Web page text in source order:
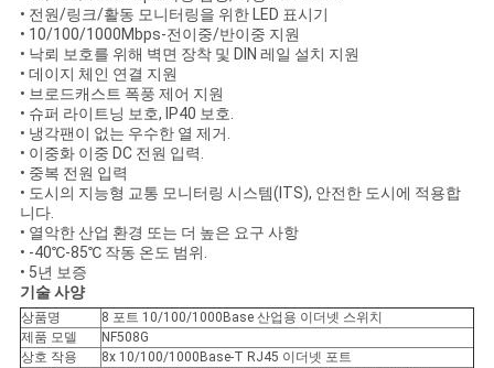
하
세
요
사
이
트
맵
• 전원/링크/활동 모니터링을 위한 LED 표시기
• 10/100/1000Mbps-전이중/반이중 지원
• 낙뢰 보호를 위해 벽면 장착 및 DIN 레일 설치 지원
• 데이지 체인 연결 지원
• 브로드캐스트 폭풍 제어 지원
• 슈퍼 라이트닝 보호, IP40 보호.
• 냉각팬이 없는 우수한 열 제거.
• 이중화 이중 DC 전원 입력.
• 중복 전원 입력
• 도시의 지능형 교통 모니터링 시스템(ITS), 안전한 도시에 적용합
니다.
• 열악한 산업 환경 또는 더 높은 요구 사항
• -40℃-85℃ 작동 온도 범위.
• 5년 보증
기술 사양
상품명
8 포트 10/100/1000Base 산업용 이더넷 스위치
제품 모델
NF508G
상호 작용
8x 10/100/1000Base-T RJ45 이더넷 포트